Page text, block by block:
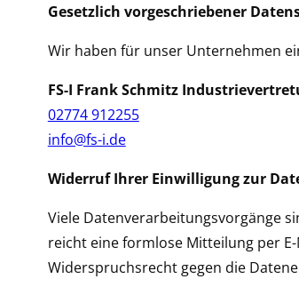
Gesetzlich vorgeschriebener
Wir haben für unser Unternehmen
FS-I Frank Schmitz
02774 912255
info@fs-i.de
Widerruf Ihrer Einwilligung zur
Viele Datenverarbeitungsvorgänge
reicht eine formlose Mitteilung per
Widerspruchsrecht gegen die